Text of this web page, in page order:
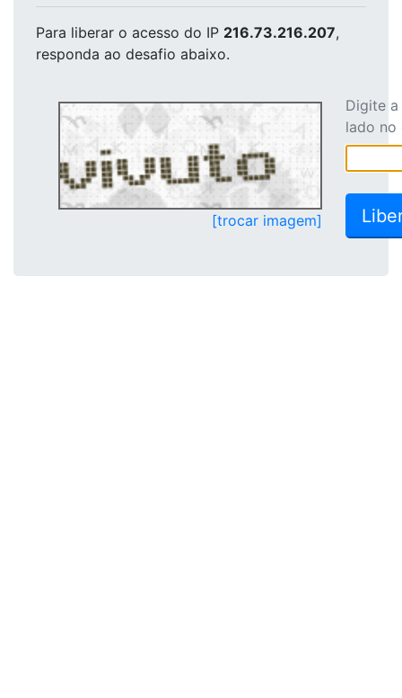
Para liberar o acesso do IP 216.73.216.207,
responda ao desafio abaixo.
[trocar imagem]
Digite
lado no